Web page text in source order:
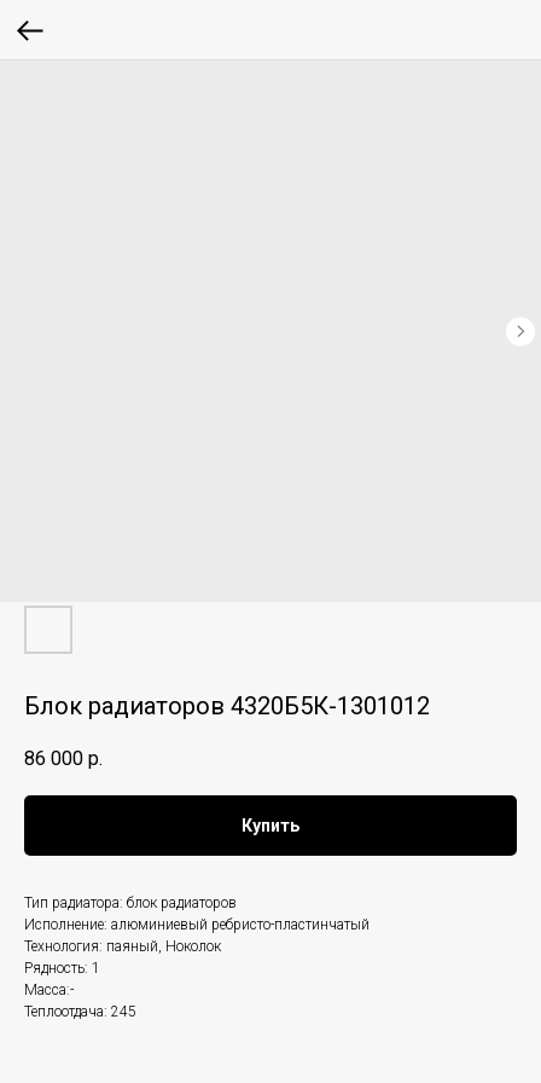
Блок радиаторов 4320Б5К-1301012
86 000 р.
Купить
Тип радиатора: блок радиаторов
Исполнение: алюминиевый ребристо-пластинчатый
Технология: паяный, Ноколок
Рядность: 1
Масса:-
Теплоотдача: 245